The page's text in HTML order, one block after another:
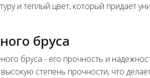
и теплый цвет, который придает
бруса
бруса - его прочность и
степень прочности, что